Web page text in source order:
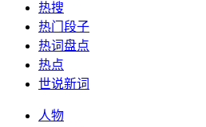
热搜
热门段子
热词盘点
热点
世说新词
人物